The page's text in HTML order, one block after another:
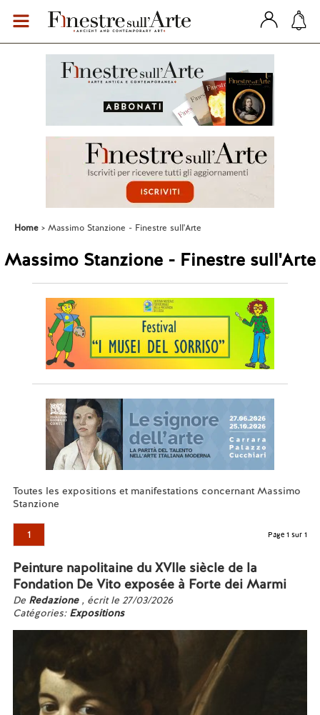
Home Massimo Stanzione - Finestre sull'Arte
Massimo Stanzione - Finestre sull'Arte
Toutes les expositions et manifestations concernant Massimo
Stanzione
1 Page 1 sur 1
Peinture napolitaine du XVIIe siècle de la
Fondation De Vito exposée à Forte dei Marmi
De Redazione , écrit le 27/03/2026
Catégories: Expositions